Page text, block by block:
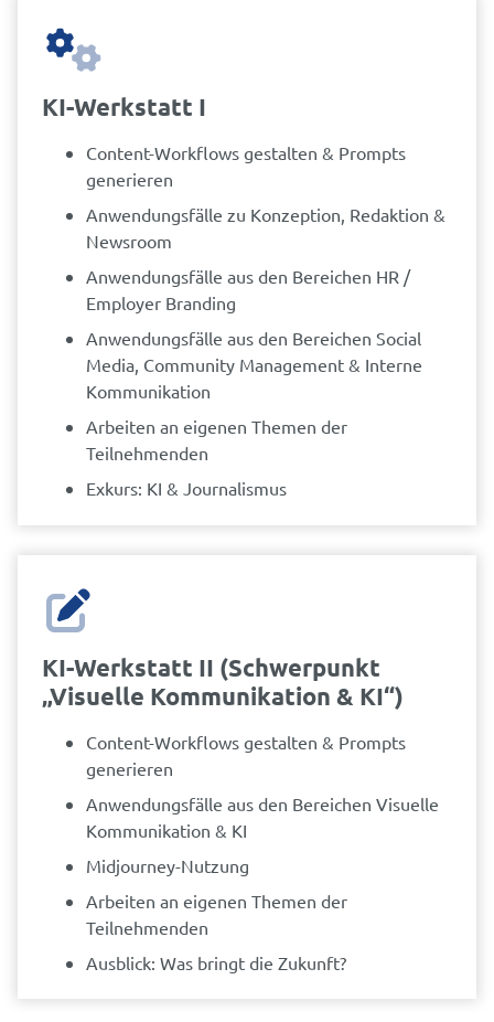
KI-Werkstatt I
Content-Workflows gestalten & Prompts
generieren
Anwendungsfälle zu Konzeption, Redaktion &
Newsroom
Anwendungsfälle aus den Bereichen HR /
Employer Branding
Anwendungsfälle aus den Bereichen Social
Media, Community Management & Interne
Kommunikation
Arbeiten an eigenen Themen der
Teilnehmenden
Exkurs: KI & Journalismus
KI-Werkstatt II (Schwerpunkt
„Visuelle Kommunikation & KI“)
Content-Workflows gestalten & Prompts
generieren
Anwendungsfälle aus den Bereichen Visuelle
Kommunikation & KI
Midjourney-Nutzung
Arbeiten an eigenen Themen der
Teilnehmenden
Ausblick: Was bringt die Zukunft?